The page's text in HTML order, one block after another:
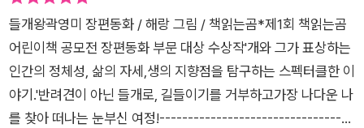
어봐요, 우리_🩷ㆍㆍㆍ출판사로부터 도서를 제공받아 읽고 읽
고 주관적인 서평을 작성 하였습니다. 감사합니다.#들개왕 #책
읽는곰수상작 #곽영미장편동화 #동화책추천#책읽는곰 #고학
년큰곰자리01 #강력추천도서 #도서리뷰
들개왕곽영미 장편동화 / 해랑 그림 / 책읽는곰*제1회 책읽는곰
어린이책 공모전 장편동화 부문 대상 수상작'개와 그가 표상하는
인간의 정체성, 삶의 자세,생의 지향점을 탐구하는 스펙터클한 이
야기.'반려견이 아닌 들개로, 길들이기를 거부하고가장 나다운 나
를 찾아 떠나는 눈부신 여정!----------------------------------